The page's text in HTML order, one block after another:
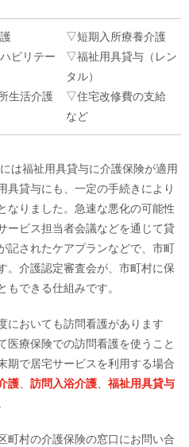
ビリテー
生活介護
▽短期入所療養介護
▽福祉用具貸与（レン
タル）
▽住宅改修費の支給
など
は福祉用具貸与に介護保険が適用
具貸与にも、一定の手続きにより
なりました。急速な悪化の可能性
ービス担当者会議などを通じて貸
記されたケアプランなどで、市町
。介護認定審査会が、市町村に保
もできる仕組みです。
においても訪問看護があります
医療保険での訪問看護を使うこと
期で居宅サービスを利用する場合
護 訪問入浴介護
福祉用具貸与
町村の介護保険の窓口にお問い合